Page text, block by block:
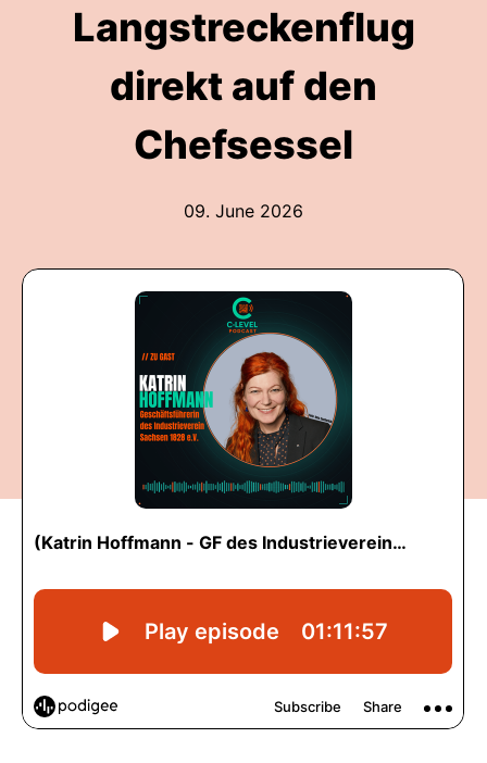
Langstreckenflug
direkt auf den
Chefsessel
09. June 2026